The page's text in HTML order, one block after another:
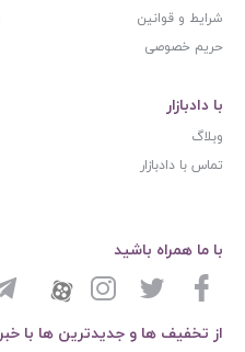
شرایط و قوانین
حریم خصوصی
با دادبازار
وبلاگ
تماس با دادبازار
از تخفیف ها و جدیدترین ها با
با ما همراه باشید